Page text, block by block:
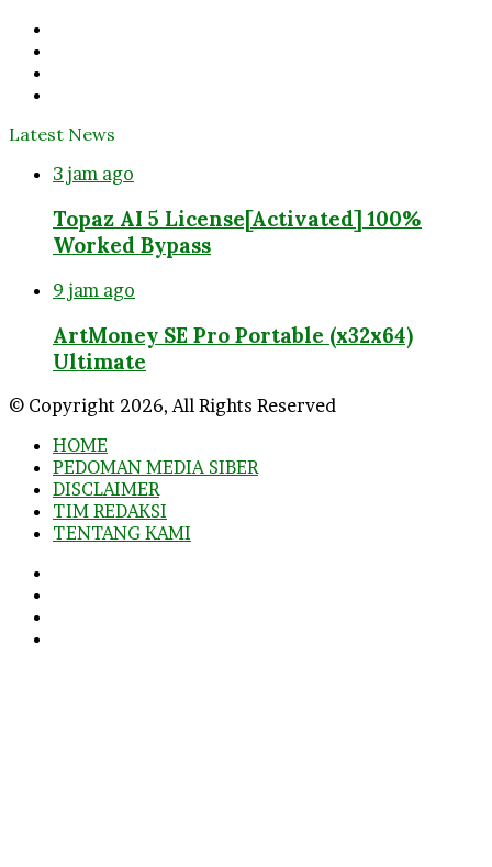
Latest News
3 jam ago
Topaz AI 5 License[Activated] 100%
Worked Bypass
9 jam ago
ArtMoney SE Pro Portable (x32x64)
Ultimate
© Copyright 2026, All Rights Reserved
HOME
PEDOMAN MEDIA SIBER
DISCLAIMER
TIM REDAKSI
TENTANG KAMI